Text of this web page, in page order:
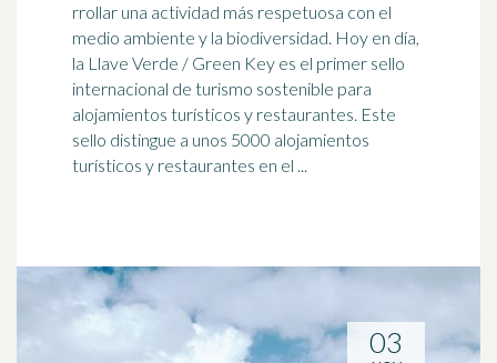
rrollar una actividad más respetuosa con el
medio ambiente y la biodiversidad. Hoy en día,
la Llave Verde / Green Key es el primer sello
internacional de turismo sostenible para
alojamientos turísticos y restaurantes. Este
sello distingue a unos 5000 alojamientos
turísticos y restaurantes en el ...
03